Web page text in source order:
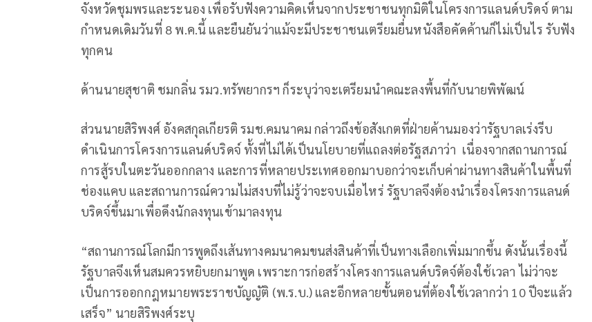
จังหวัดชุมพรและระนอง เพื่อรับฟังความคิดเห็นจากประชาชนทุกมิติในโครงการแลนด์บริดจ์ ตาม
กำหนดเดิมวันที่ 8 พ.ค.นี้ และยืนยันว่าแม้จะมีประชาชนเตรียมยื่นหนังสือคัดค้านก็ไม่เป็นไร รับฟัง
ทุกคน
ด้านนายสุชาติ ชมกลิ่น รมว.ทรัพยากรฯ ก็ระบุว่าจะเตรียมนำคณะลงพื้นที่กับนายพิพัฒน์
ส่วนนายสิริพงศ์ อังคสกุลเกียรติ รมช.คมนาคม กล่าวถึงข้อสังเกตที่ฝ่ายค้านมองว่ารัฐบาลเร่งรีบ
ดำเนินการโครงการแลนด์บริดจ์ ทั้งที่ไม่ได้เป็นนโยบายที่แถลงต่อรัฐสภาว่า เนื่องจากสถานการณ์
การสู้รบในตะวันออกกลาง และการที่หลายประเทศออกมาบอกว่าจะเก็บค่าผ่านทางสินค้าในพื้นที่
ช่องแคบ และสถานการณ์ความไม่สงบที่ไม่รู้ว่าจะจบเมื่อไหร่ รัฐบาลจึงต้องนำเรื่องโครงการแลนด์
บริดจ์ขึ้นมาเพื่อดึงนักลงทุนเข้ามาลงทุน
“สถานการณ์โลกมีการพูดถึงเส้นทางคมนาคมขนส่งสินค้าที่เป็นทางเลือกเพิ่มมากขึ้น ดังนั้นเรื่องนี้
รัฐบาลจึงเห็นสมควรหยิบยกมาพูด เพราะการก่อสร้างโครงการแลนด์บริดจ์ต้องใช้เวลา ไม่ว่าจะ
เป็นการออกกฎหมายพระราชบัญญัติ (พ.ร.บ.) และอีกหลายขั้นตอนที่ต้องใช้เวลากว่า 10 ปีจะแล้ว
เสร็จ” นายสิริพงศ์ระบุ